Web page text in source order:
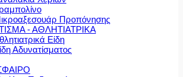
Προπόνησης
- ΑΘΛΗΤΙΑΤΡΙΚΑ
Είδη
Αδυνατίσματος